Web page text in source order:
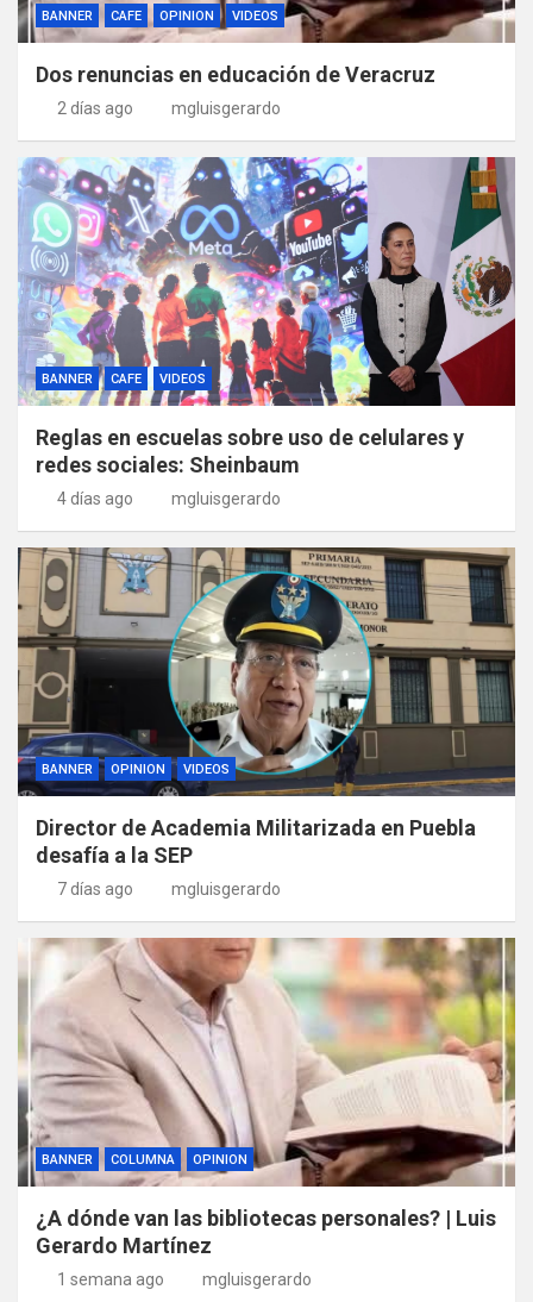
BANNER CAFE OPINION VIDEOS
Dos renuncias en educación de Veracruz
2 días ago mgluisgerardo
BANNER CAFE VIDEOS
Reglas en escuelas sobre uso de celulares y
redes sociales: Sheinbaum
4 días ago mgluisgerardo
BANNER OPINION VIDEOS
Director de Academia Militarizada en Puebla
desafía a la SEP
7 días ago mgluisgerardo
BANNER COLUMNA OPINION
¿A dónde van las bibliotecas personales? | Luis
Gerardo Martínez
1 semana ago mgluisgerardo